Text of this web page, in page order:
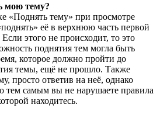
мою тему?
«Поднять тему» при просмотре
её в верхнюю часть первой
этого не происходит, то это
поднятия тем могла быть
которое должно пройти до
темы, ещё не прошло. Также
просто ответив на неё, однако
тем самым вы не нарушаете правила
находитесь.